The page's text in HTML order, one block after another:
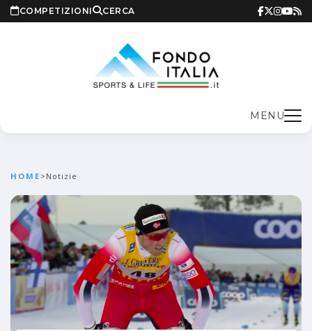
COMPETIZIONI CERCA
MENU
HOME > Notizie